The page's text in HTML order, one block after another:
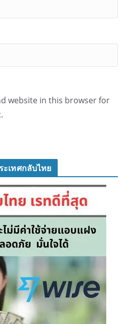
website in this browser for
ะเทศกลับไทย